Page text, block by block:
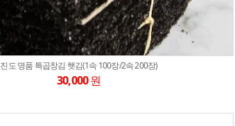
진도 명품 특곱창김 햇김(1속 100장/2속 200장)
30,000원